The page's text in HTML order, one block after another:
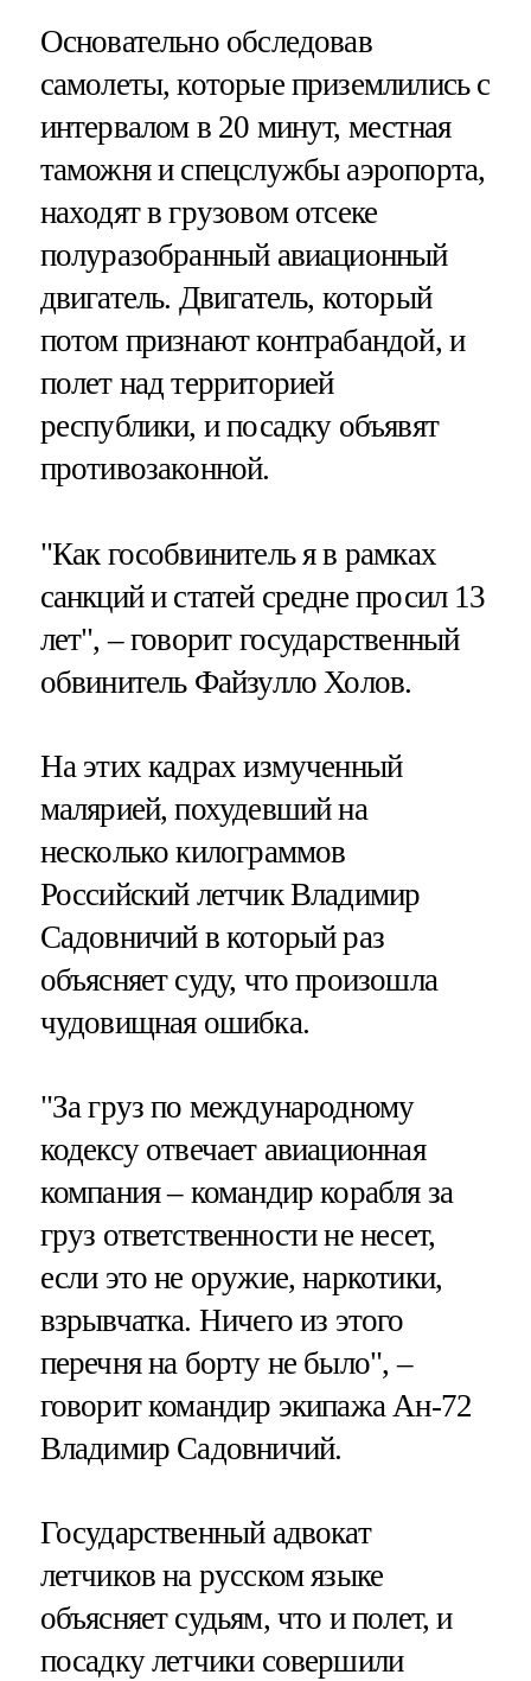
Основательно обследовав
самолеты, которые приземлились с
интервалом в 20 минут, местная
таможня и спецслужбы аэропорта,
находят в грузовом отсеке
полуразобранный авиационный
двигатель. Двигатель, который
потом признают контрабандой, и
полет над территорией
республики, и посадку объявят
противозаконной.
"Как гособвинитель я в рамках
санкций и статей средне просил 13
лет", – говорит государственный
обвинитель Файзулло Холов.
На этих кадрах измученный
малярией, похудевший на
несколько килограммов
Российский летчик Владимир
Садовничий в который раз
объясняет суду, что произошла
чудовищная ошибка.
"За груз по международному
кодексу отвечает авиационная
компания – командир корабля за
груз ответственности не несет,
если это не оружие, наркотики,
взрывчатка. Ничего из этого
перечня на борту не было", –
говорит командир экипажа Ан-72
Владимир Садовничий.
Государственный адвокат
летчиков на русском языке
объясняет судьям, что и полет, и
посадку летчики совершили